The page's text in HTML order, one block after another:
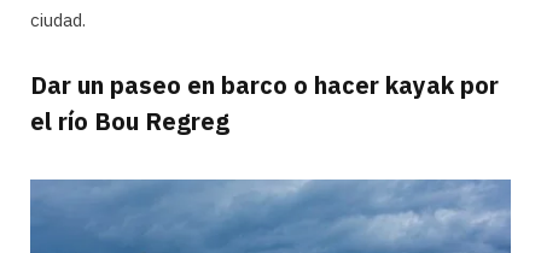
ciudad.
Dar un paseo en barco o hacer kayak por
el río Bou Regreg